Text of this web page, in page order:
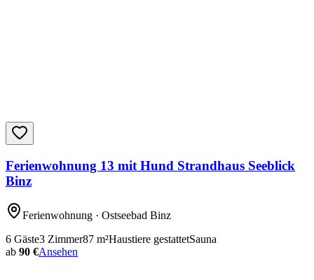
Ferienwohnung 13 mit Hund Strandhaus Seeblick
Binz
Ferienwohnung · Ostseebad Binz
6 Gäste3 Zimmer87 m²Haustiere gestattetSauna
ab 90 €Ansehen